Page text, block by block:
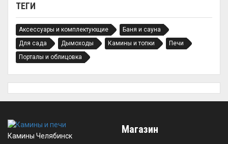
ТЕГИ
Аксессуары и комплектующие
Баня и сауна
Для сада
Дымоходы Камины и топки
Печи
Порталы и облицовка
Камины Челябинск
Магазин